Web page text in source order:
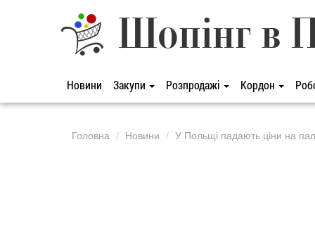
Шопінг в
Новини Закупи Розпродажі Кордон
Головна Новини У Польщі падають ціни на